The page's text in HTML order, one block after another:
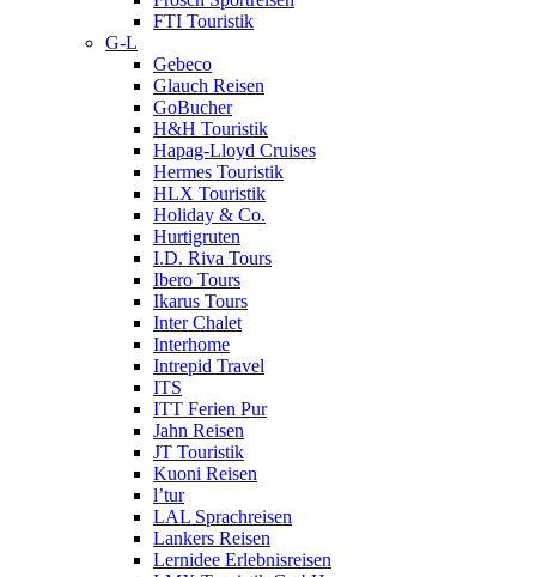
FTI Touristik
G-L
Gebeco
Glauch Reisen
GoBucher
H&H Touristik
Hapag-Lloyd Cruises
Hermes Touristik
HLX Touristik
Holiday & Co.
Hurtigruten
I.D. Riva Tours
Ibero Tours
Ikarus Tours
Inter Chalet
Interhome
Intrepid Travel
ITS
ITT Ferien Pur
Jahn Reisen
JT Touristik
Kuoni Reisen
l’tur
LAL Sprachreisen
Lankers Reisen
Lernidee Erlebnisreisen